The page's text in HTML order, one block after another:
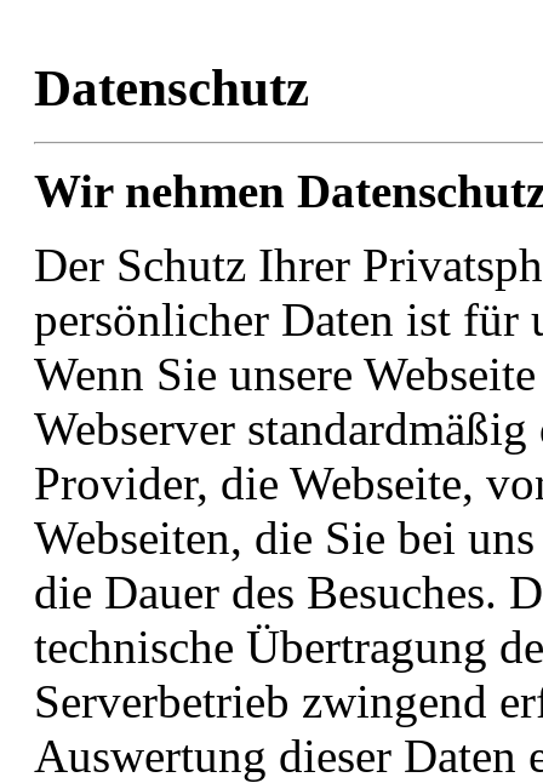
Datenschutz
Wir nehmen
Der Schutz Ihrer
persönlicher Daten ist für
Wenn Sie unsere
Webserver
Provider, die Webseite,
Webseiten, die Sie bei
die Dauer des Besuches.
technische Übertragung
Serverbetrieb zwingend
Auswertung dieser Daten